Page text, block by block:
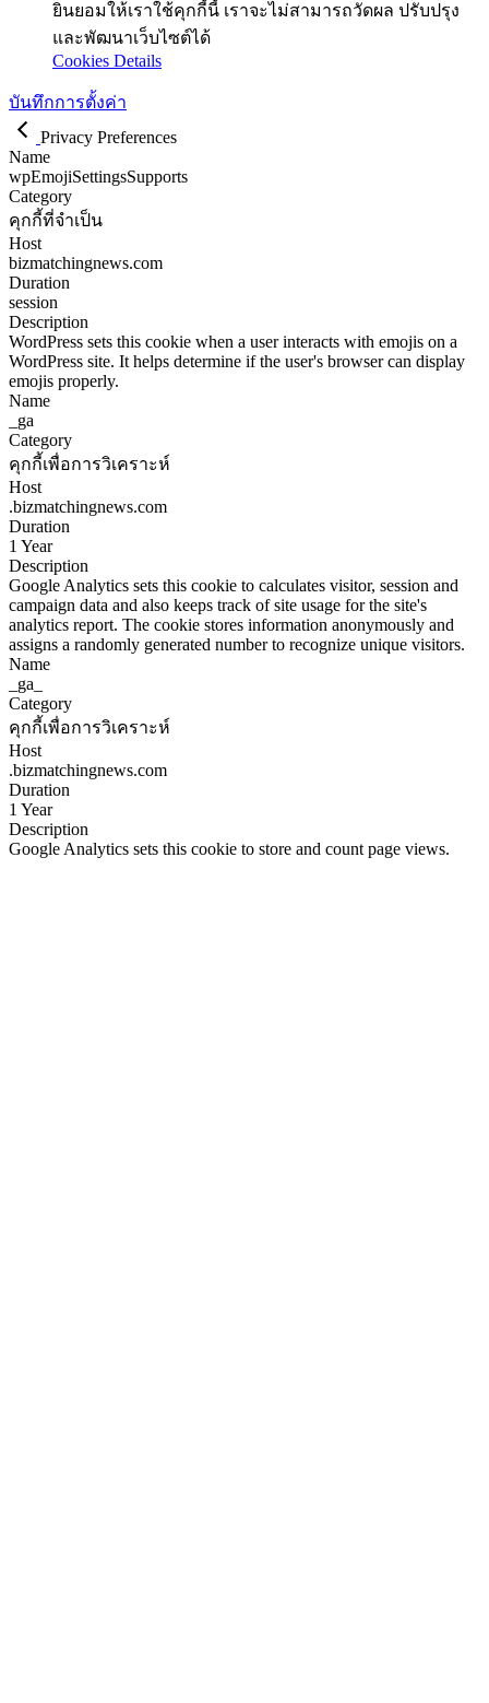
ยินยอมให้เราใช้คุกกี้นี้ เราจะไม่สามารถวัดผล ปรับปรุง
และพัฒนาเว็บไซต์ได้
Cookies Details
บันทึกการตั้งค่า
Privacy Preferences
Name
wpEmojiSettingsSupports
Category
คุกกี้ที่จำเป็น
Host
bizmatchingnews.com
Duration
session
Description
WordPress sets this cookie when a user interacts with emojis on a
WordPress site. It helps determine if the user's browser can display
emojis properly.
Name
_ga
Category
คุกกี้เพื่อการวิเคราะห์
Host
.bizmatchingnews.com
Duration
1 Year
Description
Google Analytics sets this cookie to calculates visitor, session and
campaign data and also keeps track of site usage for the site's
analytics report. The cookie stores information anonymously and
assigns a randomly generated number to recognize unique visitors.
Name
_ga_
Category
คุกกี้เพื่อการวิเคราะห์
Host
.bizmatchingnews.com
Duration
1 Year
Description
Google Analytics sets this cookie to store and count page views.